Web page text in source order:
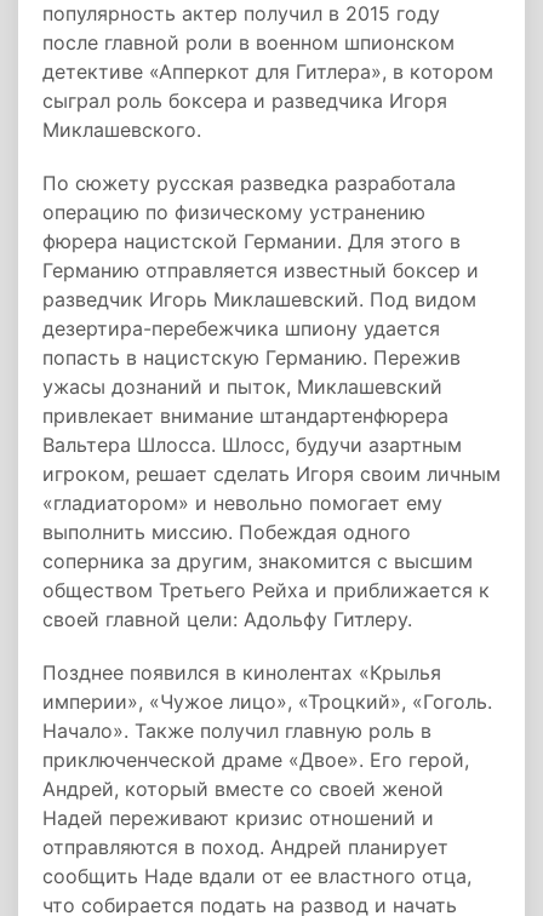
популярность актер получил в 2015 году
после главной роли в военном шпионском
детективе «Апперкот для Гитлера», в котором
сыграл роль боксера и разведчика Игоря
Миклашевского.
По сюжету русская разведка разработала
операцию по физическому устранению
фюрера нацистской Германии. Для этого в
Германию отправляется известный боксер и
разведчик Игорь Миклашевский. Под видом
дезертира-перебежчика шпиону удается
попасть в нацистскую Германию. Пережив
ужасы дознаний и пыток, Миклашевский
привлекает внимание штандартенфюрера
Вальтера Шлосса. Шлосс, будучи азартным
игроком, решает сделать Игоря своим личным
«гладиатором» и невольно помогает ему
выполнить миссию. Побеждая одного
соперника за другим, знакомится с высшим
обществом Третьего Рейха и приближается к
своей главной цели: Адольфу Гитлеру.
Позднее появился в кинолентах «Крылья
империи», «Чужое лицо», «Троцкий», «Гоголь.
Начало». Также получил главную роль в
приключенческой драме «Двое». Его герой,
Андрей, который вместе со своей женой
Надей переживают кризис отношений и
отправляются в поход. Андрей планирует
сообщить Наде вдали от ее властного отца,
что собирается подать на развод и начать